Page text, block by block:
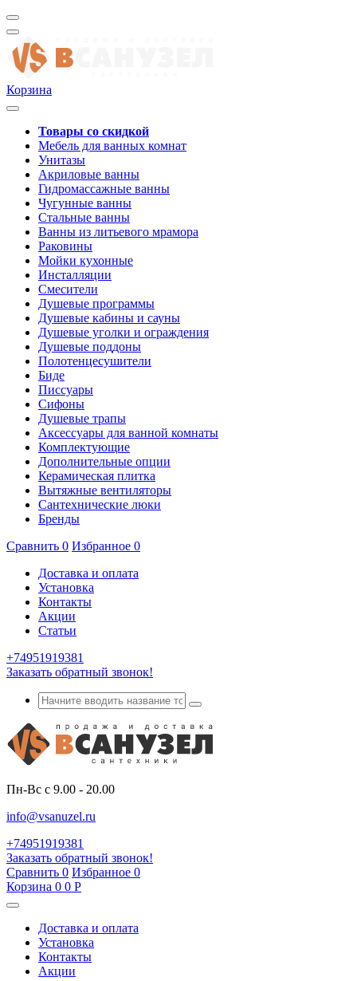
Корзина
Товары со скидкой
Мебель для ванных комнат
Унитазы
Акриловые ванны
Гидромассажные ванны
Чугунные ванны
Стальные ванны
Ванны из литьевого мрамора
Раковины
Мойки кухонные
Инсталляции
Смесители
Душевые программы
Душевые кабины и сауны
Душевые уголки и ограждения
Душевые поддоны
Полотенцесушители
Биде
Писсуары
Сифоны
Душевые трапы
Аксессуары для ванной комнаты
Комплектующие
Дополнительные опции
Керамическая плитка
Вытяжные вентиляторы
Сантехнические люки
Бренды
Сравнить 0 Избранное 0
Доставка и оплата
Установка
Контакты
Акции
Статьи
+74951919381
Заказать обратный звонок!
Пн-Вс с 9.00 - 20.00
info@vsanuzel.ru
+74951919381
Заказать обратный звонок!
Сравнить 0 Избранное 0
Корзина 0 0 Р
Доставка и оплата
Установка
Контакты
Акции